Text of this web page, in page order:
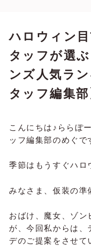
ハロウィン
タッフが選
ンズ人気ラ
タッフ編集部
こんにちは♪ららぽ
ッフ編集部のめぐで
季節はもうすぐハロ
みなさま、仮装の準
おばけ、魔女、ゾ
が、今回私からは、
デのご提案をさせて